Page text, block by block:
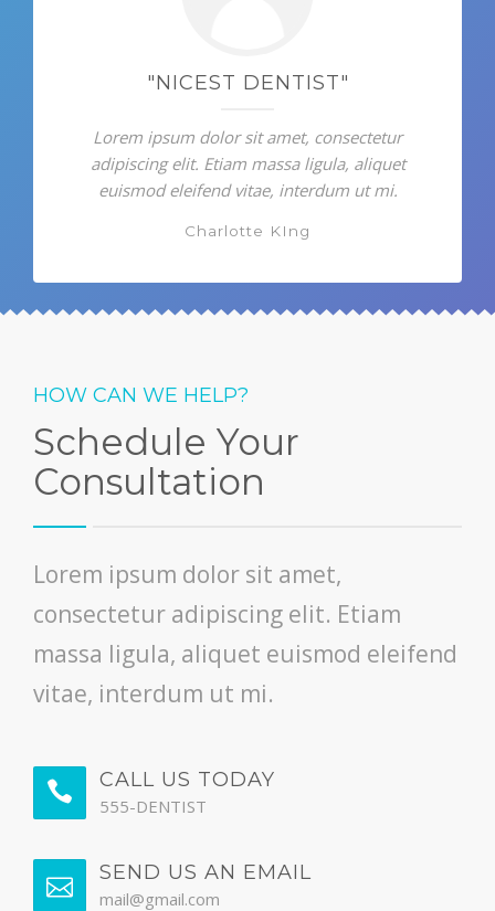
"NICEST DENTIST"
Lorem ipsum dolor sit amet, consectetur
adipiscing elit. Etiam massa ligula, aliquet
euismod eleifend vitae, interdum ut mi.
Charlotte KIng
HOW CAN WE HELP?
Schedule Your
Consultation
Lorem ipsum dolor sit amet,
consectetur adipiscing elit. Etiam
massa ligula, aliquet euismod eleifend
vitae, interdum ut mi.
CALL US TODAY
555-DENTIST
SEND US AN EMAIL
mail@gmail.com